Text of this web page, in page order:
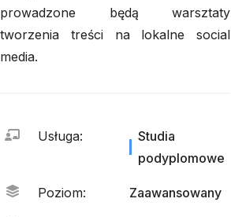
prowadzone będą warsztaty
tworzenia treści na lokalne social
media.
Usługa:
Studia
podyplomowe
Poziom: Zaawansowany